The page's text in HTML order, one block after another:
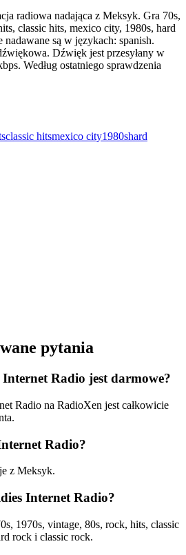
radiowa nadająca z Meksyk. Gra 70s,
classic hits, mexico city, 1980s, hard
są w językach: spanish.
Dźwięk jest przesyłany w
Według ostatniego sprawdzenia
classic hitsmexico city1980shard
pytania
Internet Radio jest darmowe?
Radio na RadioXen jest całkowicie
Radio?
z Meksyk.
Internet Radio?
1970s, vintage, 80s, rock, hits, classic
rock i classic rock.